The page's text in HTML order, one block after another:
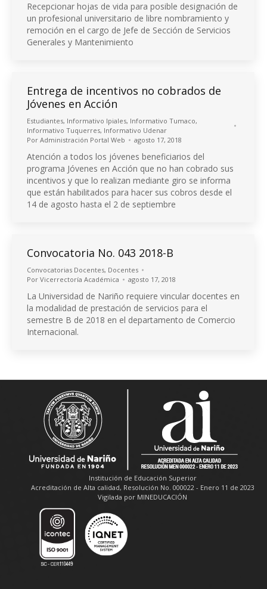
Recepcionar hojas de vida para posible designación de
un profesional universitario de libre nombramiento y
remoción en el cargo de Jefe de Sección de Servicios
Generales y Mantenimiento
Entrega de incentivos no cobrados de
Jóvenes en Acción
Estudiantes, Informativo Ipiales, Informativo Tumaco,
Informativo Tuquerres, Informativo Udenar
Por Administración Portal Web agosto 17, 2018
Atención a todos los jóvenes beneficiarios del
programa Jóvenes en Acción que no han cobrado sus
incentivos y que lo realizan mediante giro se informa
que están habilitados para hacer sus cobros desde el
14 de agosto hasta el 2 de septiembre
Convocatoria No. 043 2018-B
Convocatorias Docentes, Docentes
Por Vicerrectoría Académica agosto 17, 2018
La Universidad de Nariño requiere vincular docentes en
la modalidad de prestación de servicios para el
semestre B de 2018 en el departamento de Comercio
Internacional.
Institución de Educación Superior
Acreditación de Alta calidad, Resolución No. 000022 - Enero 11 de 2023
Vigilada por MINEDUCACIÓN